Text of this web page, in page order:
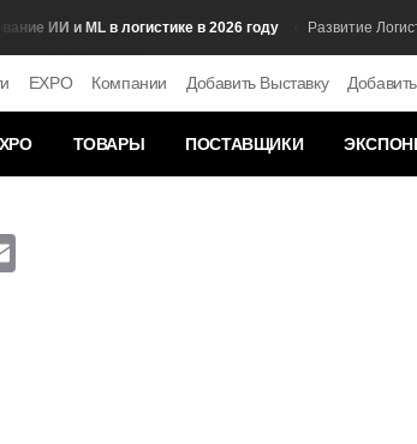
ИИ и ML в логистике в 2026 году Развитие Логистики
EXPO Компании Добавить Выставку
ТОВАРЫ ПОСТАВЩИКИ